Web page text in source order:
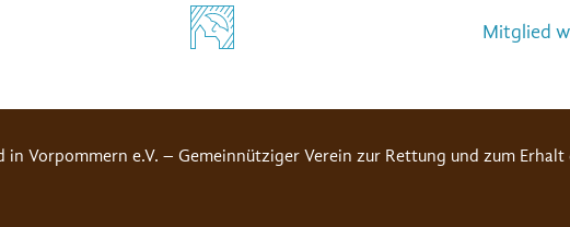
Mitglied
Vorpommern e.V. – Gemeinnütziger Verein zur Rettung und zum Erhalt